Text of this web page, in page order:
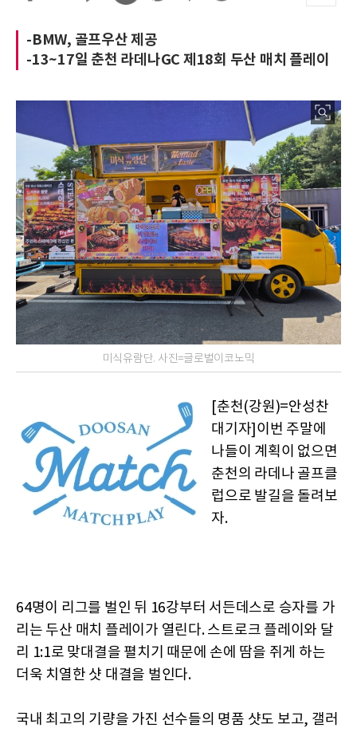
-BMW, 골프우산 제공
-13~17일 춘천 라데나GC 제18회 두산 매치 플레이
미식유람단. 사진=글로벌이코노믹
[춘천(강원)=안성찬
대기자]이번 주말에
나들이 계획이 없으면
춘천의 라데나 골프클
럽으로 발길을 돌려보
자.
64명이 리그를 벌인 뒤 16강부터 서든데스로 승자를 가
리는 두산 매치 플레이가 열린다. 스트로크 플레이와 달
리 1:1로 맞대결을 펼치기 때문에 손에 땀을 쥐게 하는
더욱 치열한 샷 대결을 벌인다.
국내 최고의 기량을 가진 선수들의 명품 샷도 보고, 갤러